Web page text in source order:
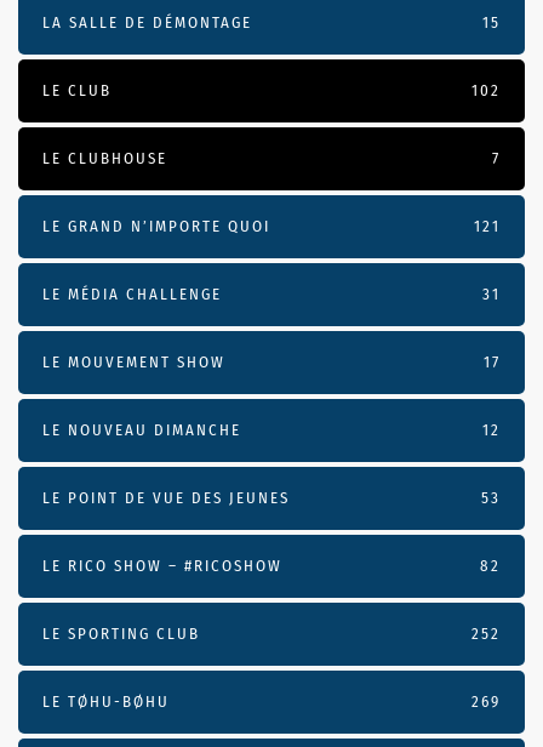
LA SALLE DE DÉMONTAGE 15
LE CLUB 102
LE CLUBHOUSE 7
LE GRAND N’IMPORTE QUOI 121
LE MÉDIA CHALLENGE 31
LE MOUVEMENT SHOW 17
LE NOUVEAU DIMANCHE 12
LE POINT DE VUE DES JEUNES 53
LE RICO SHOW – #RICOSHOW 82
LE SPORTING CLUB 252
LE TØHU-BØHU 269